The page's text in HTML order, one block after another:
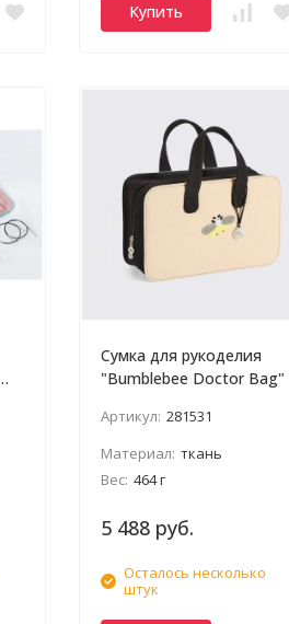
Купить
Сумка для рукоделия
"Bumblebee Doctor Bag"
Артикул: 281531
Материал: ткань
Вес: 464 г
5 488 руб.
Осталось несколько
штук